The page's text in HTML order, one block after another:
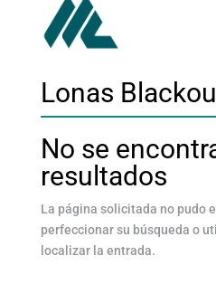
Lonas
No se
resultados
La página solicitada no pudo
perfeccionar su búsqueda o
localizar la entrada.